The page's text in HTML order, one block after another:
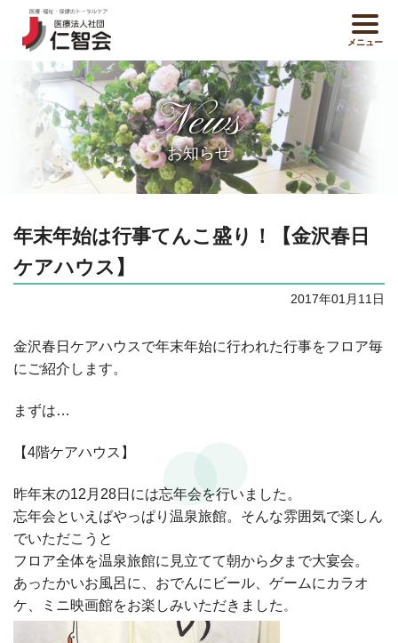
メニュー
News
お知らせ
年末年始は行事てんこ盛り！【金沢春日
ケアハウス】
2017年01月11日
金沢春日ケアハウスで年末年始に行われた行事をフロア毎
にご紹介します。
まずは…
【4階ケアハウス】
昨年末の12月28日には忘年会を行いました。
忘年会といえばやっぱり温泉旅館。そんな雰囲気で楽しん
でいただこうと
フロア全体を温泉旅館に見立てて朝から夕まで大宴会。
あったかいお風呂に、おでんにビール、ゲームにカラオ
ケ、ミニ映画館をお楽しみいただきました 。